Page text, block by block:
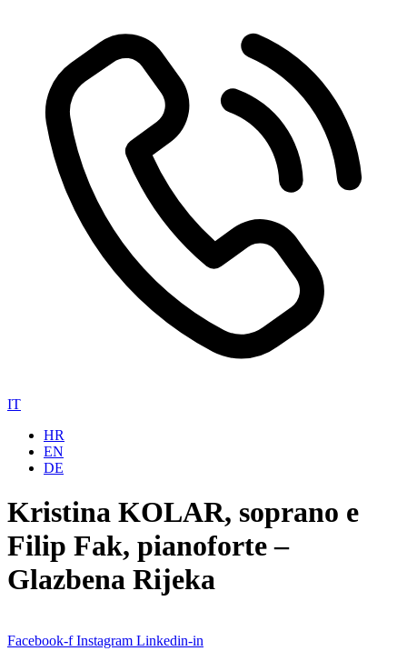
IT
HR
EN
DE
Kristina KOLAR, soprano e
Filip Fak, pianoforte –
Glazbena Rijeka
Facebook-f Instagram Linkedin-in